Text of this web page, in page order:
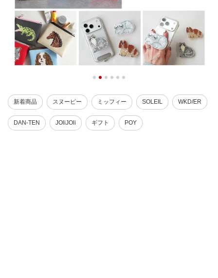
新着商品 スヌーピー ミッフィー SOLEIL WKD/ER
DAN-TEN JOliJOli ギフト POY